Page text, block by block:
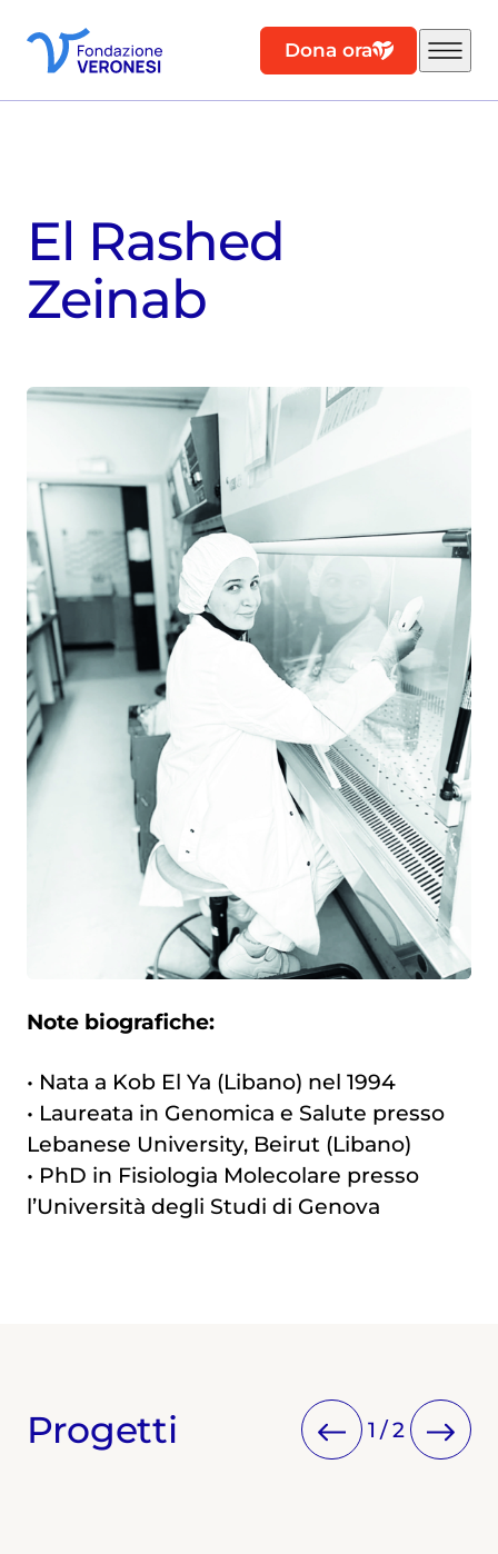
Dona ora
El Rashed
Zeinab
Note biografiche:
• Nata a Kob El Ya (Libano) nel 1994
• Laureata in Genomica e Salute presso
Lebanese University, Beirut (Libano)
• PhD in Fisiologia Molecolare presso
l’Università degli Studi di Genova
Progetti 1 /2